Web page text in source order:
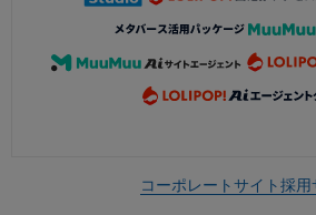
コーポレートサイト採用